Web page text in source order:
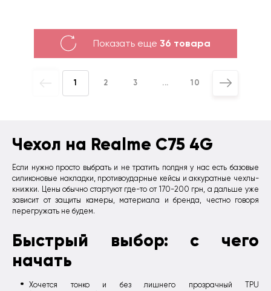
Чехол на Realme C75 4G
Если нужно просто выбрать и не тратить полдня у нас есть базовые
силиконовые накладки, противоударные кейсы и аккуратные чехлы-
книжки. Цены обычно стартуют где-то от 170-200 грн, а дальше уже
зависит от защиты камеры, материала и бренда, честно говоря
перегружать не будем.
Быстрый выбор: с чего
начать
Хочется тонко и без лишнего прозрачный TPU
Показать еще 36 товара
1 2 3 ... 10